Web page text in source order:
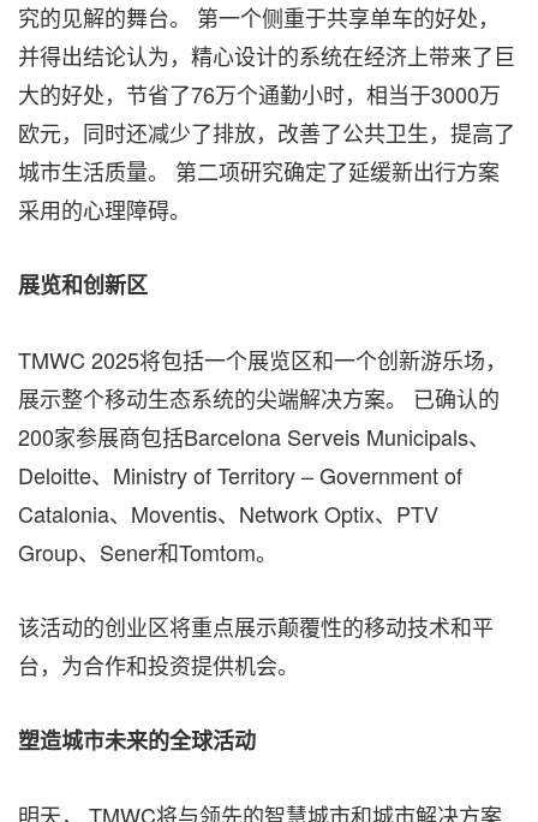
究的见解的舞台。 第一个侧重于共享单车的好处，
并得出结论认为，精心设计的系统在经济上带来了巨
大的好处，节省了76万个通勤小时，相当于3000万
欧元，同时还减少了排放，改善了公共卫生，提高了
城市生活质量。 第二项研究确定了延缓新出行方案
采用的心理障碍。
展览和创新区
TMWC 2025将包括一个展览区和一个创新游乐场，
展示整个移动生态系统的尖端解决方案。 已确认的
200家参展商包括Barcelona Serveis Municipals、
Deloitte、Ministry of Territory – Government of
Catalonia、Moventis、Network Optix、PTV
Group、Sener和Tomtom。
该活动的创业区将重点展示颠覆性的移动技术和平
台，为合作和投资提供机会。
塑造城市未来的全球活动
明天， TMWC将与领先的智慧城市和城市解决方案